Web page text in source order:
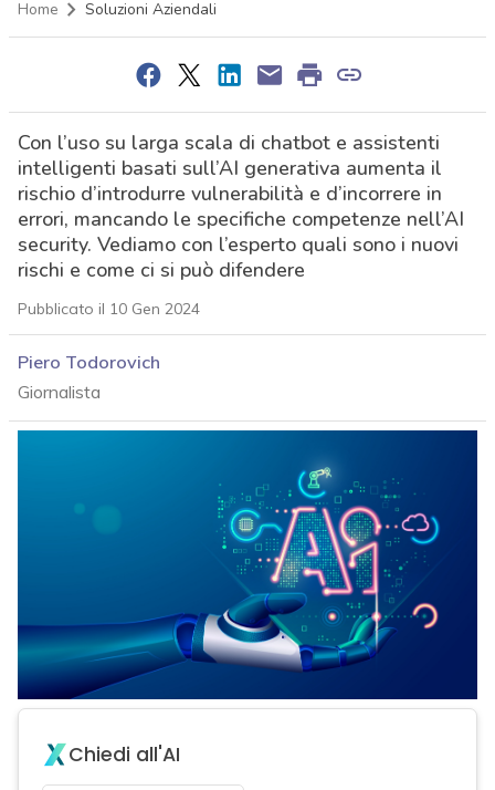
Home Soluzioni Aziendali
Con l’uso su larga scala di chatbot e assistenti
intelligenti basati sull’AI generativa aumenta il
rischio d’introdurre vulnerabilità e d’incorrere in
errori, mancando le specifiche competenze nell’AI
security. Vediamo con l’esperto quali sono i nuovi
rischi e come ci si può difendere
Pubblicato il 10 Gen 2024
Piero Todorovich
Giornalista
Chiedi all'AI